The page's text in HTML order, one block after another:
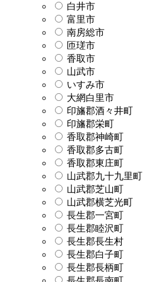
白井市
富里市
南房総市
匝瑳市
香取市
山武市
いすみ市
大網白里市
印旛郡酒々井町
印旛郡栄町
香取郡神崎町
香取郡多古町
香取郡東庄町
山武郡九十九里町
山武郡芝山町
山武郡横芝光町
長生郡一宮町
長生郡睦沢町
長生郡長生村
長生郡白子町
長生郡長柄町